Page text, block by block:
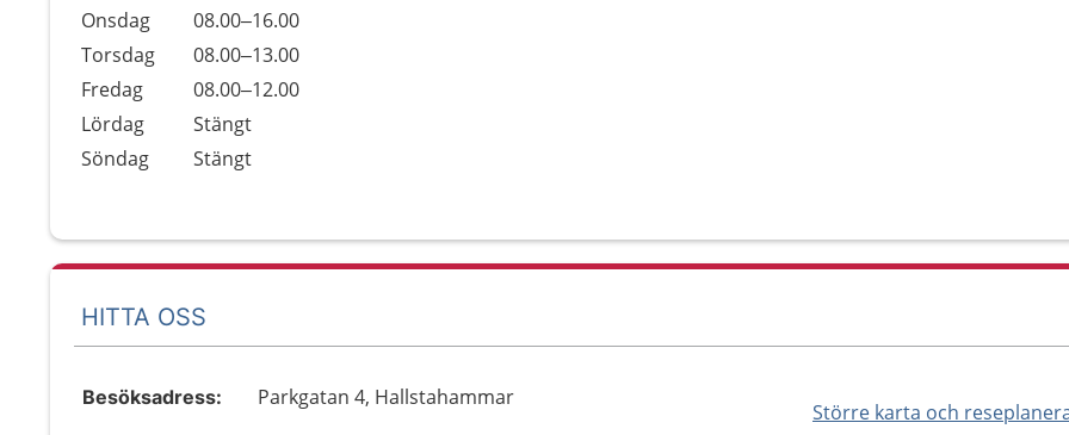
Onsdag
08.00–16.00
Torsdag
08.00–13.00
Fredag
08.00–12.00
Lördag
Stängt
Söndag
Stängt
HITTA OSS
Större karta och
Besöksadress: Parkgatan 4, Hallstahammar